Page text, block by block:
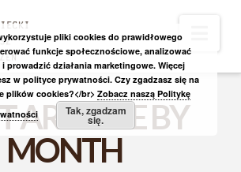
ARCHIVE BY
MONTH
pliki cookies do prawidłowego
funkcje społecznościowe, analizować
prowadzić działania marketingowe. Więcej
w polityce prywatności. Czy zgadzasz się na
plików cookies?</br> Zobacz naszą Politykę
Tak, zgadzam
się.